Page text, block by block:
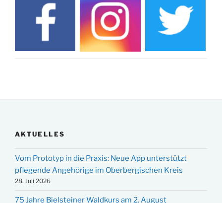
AKTUELLES
Vom Prototyp in die Praxis: Neue App unterstützt
pflegende Angehörige im Oberbergischen Kreis
28. Juli 2026
75 Jahre Bielsteiner Waldkurs am 2. August